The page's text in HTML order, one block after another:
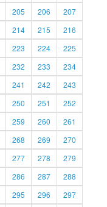
205 206
207
214 215
216
223 224
225
232 233
234
241 242
243
250 251
252
259 260
261
268 269
270
277 278
279
286 287
288
295 296
297